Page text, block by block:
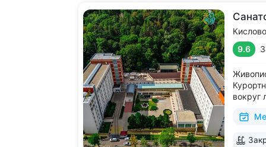
9.6
вокруг
В